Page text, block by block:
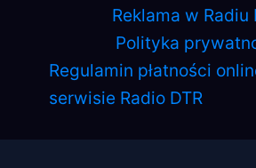
Reklama w Radiu
Polityka
Regulamin płatności
serwisie Radio DTR